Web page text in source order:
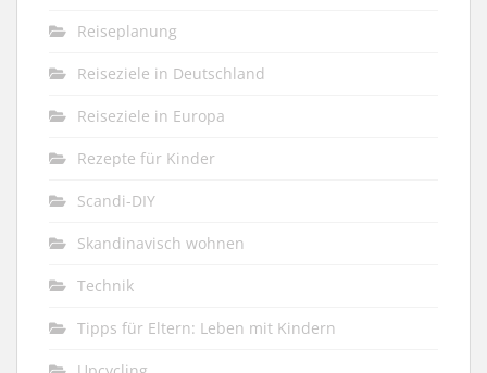
Reiseplanung
Reiseziele in Deutschland
Reiseziele in Europa
Rezepte für Kinder
Scandi-DIY
Skandinavisch wohnen
Technik
Tipps für Eltern: Leben mit Kindern